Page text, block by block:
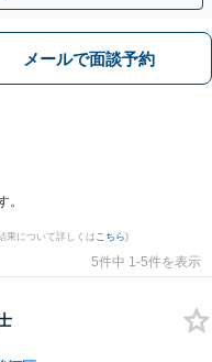
メールで面談予約
。
果について詳しくは こちら)
5件中 1-5件を表示